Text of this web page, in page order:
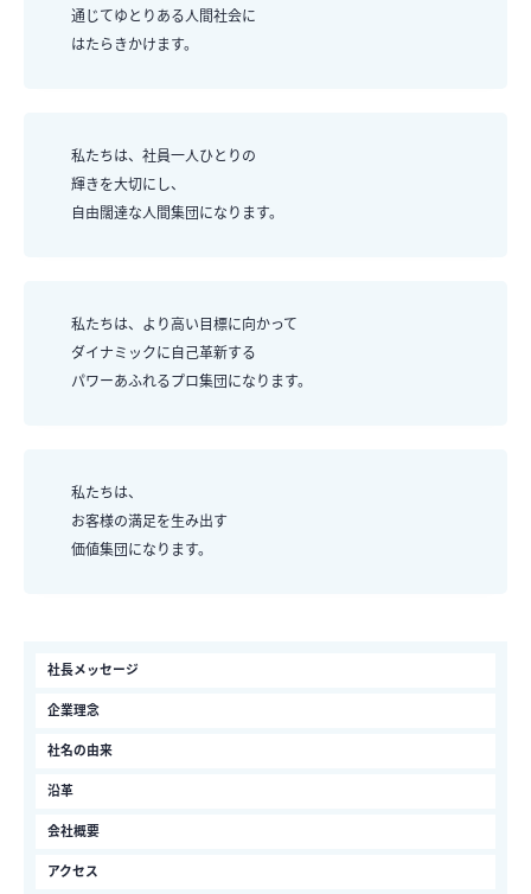
通じてゆとりある人間社会に
はたらきかけます。
私たちは、社員一人ひとりの
輝きを大切にし、
自由闊達な人間集団になります。
私たちは、より高い目標に向かって
ダイナミックに自己革新する
パワーあふれるプロ集団になります。
私たちは、
お客様の満足を生み出す
価値集団になります。
社長メッセージ
企業理念
社名の由来
沿革
会社概要
アクセス